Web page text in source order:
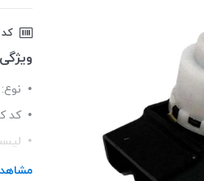
نوع:
کد
برند: